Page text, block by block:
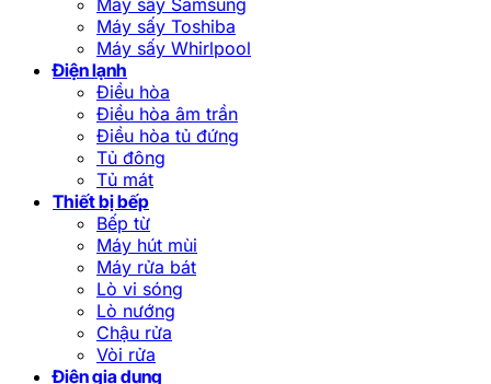
Máy sấy Toshiba
Máy sấy Whirlpool
Điện lạnh
Điều hòa
Điều hòa âm trần
Điều hòa tủ đứng
Tủ đông
Tủ mát
Thiết bị bếp
Bếp từ
Máy hút mùi
Máy rửa bát
Lò vi sóng
Lò nướng
Chậu rửa
Vòi rửa
Điện gia dụng